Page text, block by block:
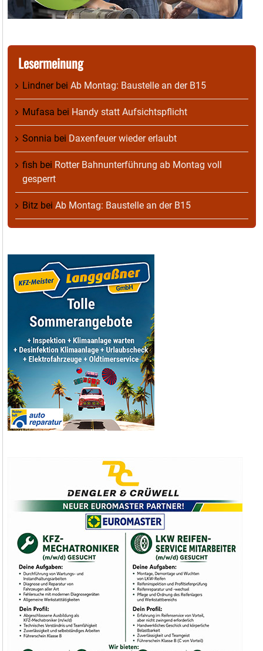
Lesermeinung
Lindnerbei Ab Montag: Baustelle an der B15
Mufasa bei Handy statt Aufsichtspflicht
Sonnia bei Daxenfeuer wieder erlaubt
fish bei Rotter Bahnunterführung ab Montag voll
gesperrt
Bitz bei Ab Montag: Baustelle an der B15